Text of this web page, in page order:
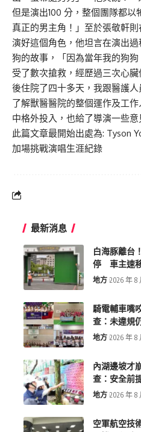
但是演出100 分，整個團隊都以
真正的男主角！」至於張敬軒
演好這個角色，他坦言在演出
狗的故事，「因為當年我的狗
受了數次搶救，經歷過三次心
後住院了四十多天，我跟醫護
了解獸醫醫院的整個運作及工
中格外投入，也給了導演一些意
此篇文章最開始出處為: Tyson
加場挑戰演唱生涯紀錄
最新消息
白海豚離台
停 車主速
地方 2026 年 8
騎電輔車嘴
查：未違規
地方 2026 年 8
內湖邊坡才
查：安全前
地方 2026 年 8
空軍航空技